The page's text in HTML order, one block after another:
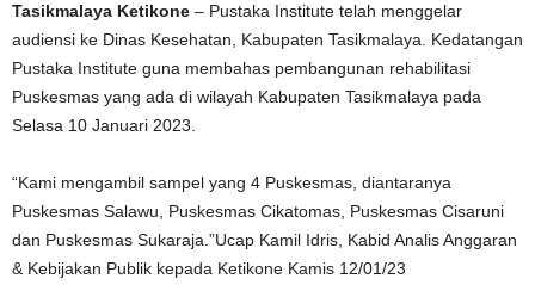
Tasikmalaya Ketikone – Pustaka Institute telah menggelar
audiensi ke Dinas Kesehatan, Kabupaten Tasikmalaya. Kedatangan
Pustaka Institute guna membahas pembangunan rehabilitasi
Puskesmas yang ada di wilayah Kabupaten Tasikmalaya pada
Selasa 10 Januari 2023.
“Kami mengambil sampel yang 4 Puskesmas, diantaranya
Puskesmas Salawu, Puskesmas Cikatomas, Puskesmas Cisaruni
dan Puskesmas Sukaraja.”Ucap Kamil Idris, Kabid Analis Anggaran
& Kebijakan Publik kepada Ketikone Kamis 12/01/23